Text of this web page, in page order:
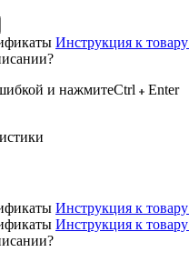
Инструкция к товару
и нажмитеCtrl
Enter
Инструкция к товару
Инструкция к товару